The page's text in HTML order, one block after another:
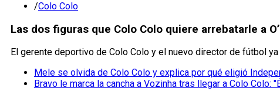
/Colo Colo
Las dos figuras que Colo Colo quiere arrebatarle a
El gerente deportivo de Colo Colo y el nuevo director de fútbol
Mele se olvida de Colo Colo y explica por qué eligió
Bravo le marca la cancha a Vozinha tras llegar a Colo Colo: